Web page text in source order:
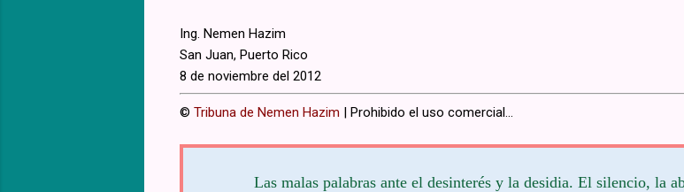
Ing. Nemen Hazim
San Juan, Puerto Rico
8 de noviembre del 2012
© Tribuna de Nemen Hazim | Prohibido el uso comercial...
Las malas palabras ante el desinterés y la desidia. El silencio, la